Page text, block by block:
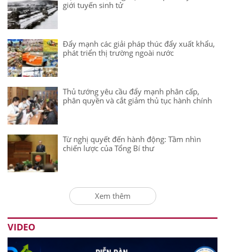
giới tuyến sinh tử
Đẩy mạnh các giải pháp thúc đẩy xuất khẩu,
phát triển thị trường ngoài nước
Thủ tướng yêu cầu đẩy mạnh phân cấp,
phân quyền và cắt giảm thủ tục hành chính
Từ nghị quyết đến hành động: Tầm nhìn
chiến lược của Tổng Bí thư
Xem thêm
VIDEO